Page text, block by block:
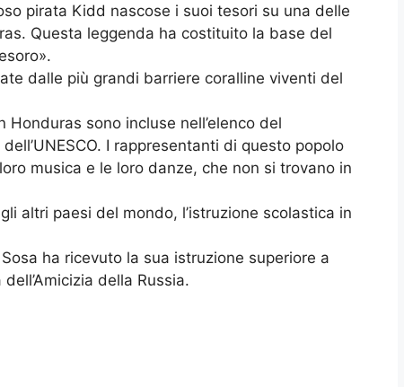
pirata Kidd nascose i suoi tesori su una delle
Questa leggenda ha costituito la base del
dalle più grandi barriere coralline viventi del
sono incluse nell’elenco del
I rappresentanti di questo popolo
musica e le loro danze, che non si trovano in
altri paesi del mondo, l’istruzione scolastica in
ha ricevuto la sua istruzione superiore a
della Russia.